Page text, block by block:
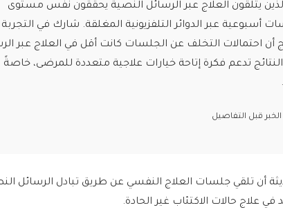
يتلقون العلاج عبر الرسائل النصية يحققون نفس مستوى
أن احتمالات التخلف عن الجلسات كانت أقل في العلاج عبر
تدعم فكرة إتاحة خيارات علاجية متعددة للمرضى، خاصةً
قبل التفاصيل
أن تلقي جلسات العلاج النفسي عن طريق تبادل الرسائل
علاج حالات الاكتئاب غير الحادة.